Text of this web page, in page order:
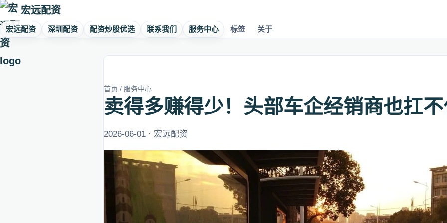
宏远配资
宏远配资 深圳配资 配资炒股优选 联系我们 服务中心 标签 关于
首页 / 服务中心
卖得多赚得少！头部车企经销商也扛
2026-06-01 · 宏远配资